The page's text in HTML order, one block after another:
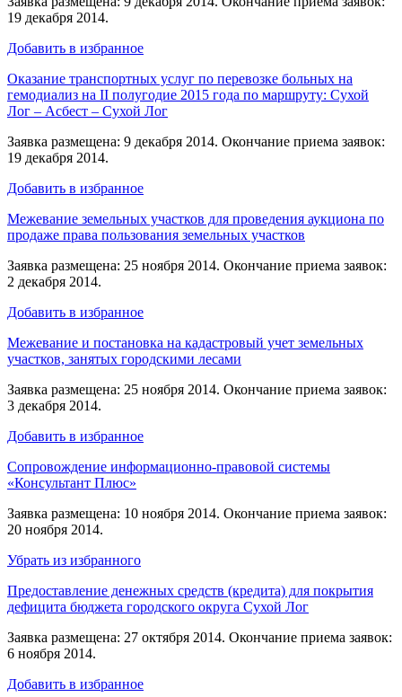
19 декабря 2014.
Добавить в избранное
Оказание транспортных услуг по перевозке больных на
гемодиализ на II полугодие 2015 года по маршруту: Сухой
Лог – Асбест – Сухой Лог
Заявка размещена: 9 декабря 2014. Окончание приема заявок:
19 декабря 2014.
Добавить в избранное
Межевание земельных участков для проведения аукциона по
продаже права пользования земельных участков
Заявка размещена: 25 ноября 2014. Окончание приема заявок:
2 декабря 2014.
Добавить в избранное
Межевание и постановка на кадастровый учет земельных
участков, занятых городскими лесами
Заявка размещена: 25 ноября 2014. Окончание приема заявок:
3 декабря 2014.
Добавить в избранное
Сопровождение информационно-правовой системы
«Консультант Плюс»
Заявка размещена: 10 ноября 2014. Окончание приема заявок:
20 ноября 2014.
Убрать из избранного
Предоставление денежных средств (кредита) для покрытия
дефицита бюджета городского округа Сухой Лог
Заявка размещена: 27 октября 2014. Окончание приема заявок:
6 ноября 2014.
Добавить в избранное